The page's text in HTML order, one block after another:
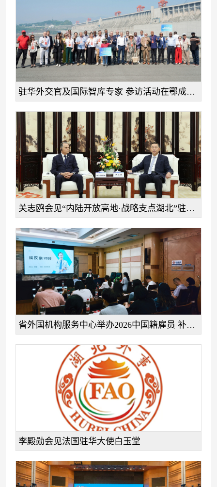
驻华外交官及国际智库专家 参访活动在鄂成功举行
关志鸥会见“内陆开放高地·战略支点湖北”驻华外交官参访活动嘉宾 任卫东诸葛宇杰参加
省外国机构服务中心举办2026中国籍雇员 补充医疗保险专题培训
李殿勋会见法国驻华大使白玉堂